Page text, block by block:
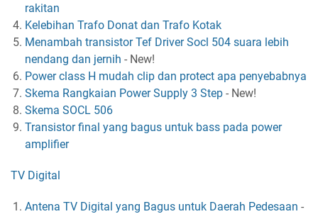
rakitan
Kelebihan Trafo Donat dan Trafo Kotak
Menambah transistor Tef Driver Socl 504 suara lebih
nendang dan jernih - New!
Power class H mudah clip dan protect apa penyebabnya
Skema Rangkaian Power Supply 3 Step - New!
Skema SOCL 506
Transistor final yang bagus untuk bass pada power
amplifier
TV Digital
Antena TV Digital yang Bagus untuk Daerah Pedesaan -